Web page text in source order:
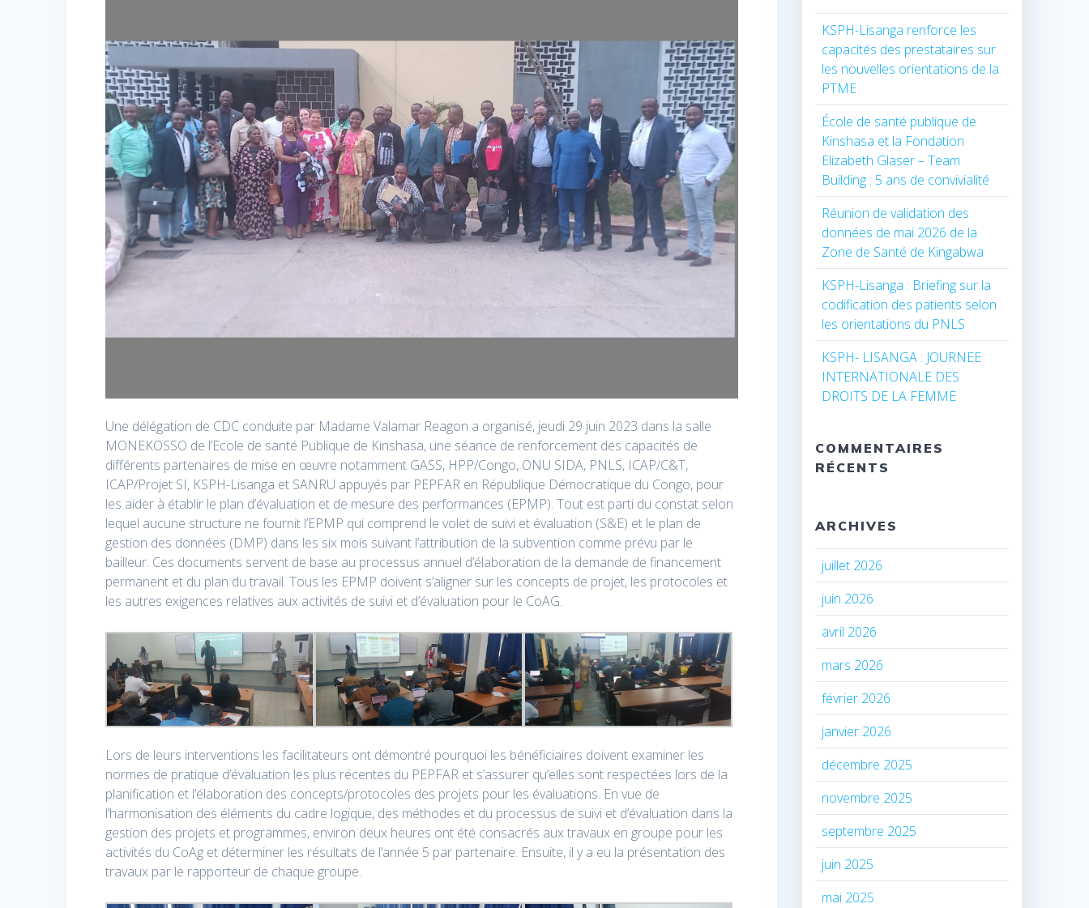
Une délégation de CDC conduite par Madame Valamar Reagon a organisé, jeudi 29 juin 2023 dans la salle
MONEKOSSO de l’Ecole de santé Publique de Kinshasa, une séance de renforcement des capacités de
différents partenaires de mise en œuvre notamment GASS, HPP/Congo, ONU SIDA, PNLS, ICAP/C&T,
ICAP/Projet SI, KSPH-Lisanga et SANRU appuyés par PEPFAR en République Démocratique du Congo, pour
les aider à établir le plan d’évaluation et de mesure des performances (EPMP). Tout est parti du constat selon
lequel aucune structure ne fournit l’EPMP qui comprend le volet de suivi et évaluation (S&E) et le plan de
gestion des données (DMP) dans les six mois suivant l’attribution de la subvention comme prévu par le
bailleur. Ces documents servent de base au processus annuel d’élaboration de la demande de financement
permanent et du plan du travail. Tous les EPMP doivent s’aligner sur les concepts de projet, les protocoles et
les autres exigences relatives aux activités de suivi et d’évaluation pour le CoAG.
Lors de leurs interventions les facilitateurs ont démontré pourquoi les bénéficiaires doivent examiner les
normes de pratique d’évaluation les plus récentes du PEPFAR et s’assurer qu’elles sont respectées lors de la
planification et l’élaboration des concepts/protocoles des projets pour les évaluations. En vue de
l’harmonisation des éléments du cadre logique, des méthodes et du processus de suivi et d’évaluation dans la
gestion des projets et programmes, environ deux heures ont été consacrés aux travaux en groupe pour les
activités du CoAg et déterminer les résultats de l’année 5 par partenaire. Ensuite, il y a eu la présentation des
travaux par le rapporteur de chaque groupe.
KSPH-Lisanga renforce les
capacités des prestataires sur
les nouvelles orientations de la
PTME
École de santé publique de
Kinshasa et la Fondation
Elizabeth Glaser – Team
Building : 5 ans de convivialité
Réunion de validation des
données de mai 2026 de la
Zone de Santé de Kingabwa
KSPH-Lisanga : Briefing sur la
codification des patients selon
les orientations du PNLS
KSPH- LISANGA : JOURNEE
INTERNATIONALE DES
DROITS DE LA FEMME
COMMENTAIRES
RÉCENTS
ARCHIVES
juillet 2026
juin 2026
avril 2026
mars 2026
février 2026
janvier 2026
décembre 2025
novembre 2025
septembre 2025
juin 2025
mai 2025